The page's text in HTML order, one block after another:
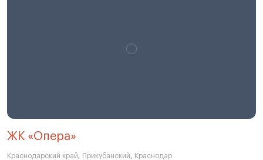
ЖК «Опера»
Краснодарский край, Прикубанский, Краснодар